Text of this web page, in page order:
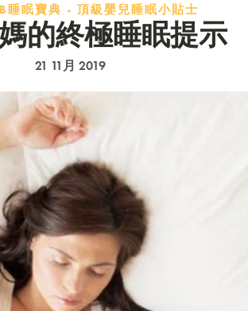
睡眠寶典 - 頂級嬰兒睡眠小貼士
的終極睡眠提示
21 11月 2019